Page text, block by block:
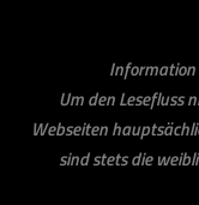
Information
Um den Lesefluss
Webseiten
sind stets die